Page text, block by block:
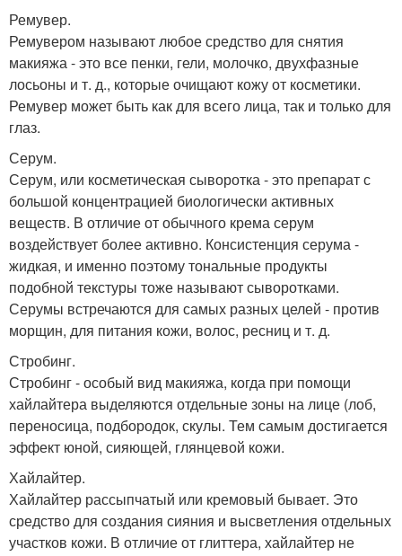
Ремувер.
Ремувером называют любое средство для снятия
макияжа - это все пенки, гели, молочко, двухфазные
лосьоны и т. д., которые очищают кожу от косметики.
Ремувер может быть как для всего лица, так и только для
глаз.
Серум.
Серум, или косметическая сыворотка - это препарат с
большой концентрацией биологически активных
веществ. В отличие от обычного крема серум
воздействует более активно. Консистенция серума -
жидкая, и именно поэтому тональные продукты
подобной текстуры тоже называют сыворотками.
Серумы встречаются для самых разных целей - против
морщин, для питания кожи, волос, ресниц и т. д.
Стробинг.
Стробинг - особый вид макияжа, когда при помощи
хайлайтера выделяются отдельные зоны на лице (лоб,
переносица, подбородок, скулы. Тем самым достигается
эффект юной, сияющей, глянцевой кожи.
Хайлайтер.
Хайлайтер рассыпчатый или кремовый бывает. Это
средство для создания сияния и высветления отдельных
участков кожи. В отличие от глиттера, хайлайтер не